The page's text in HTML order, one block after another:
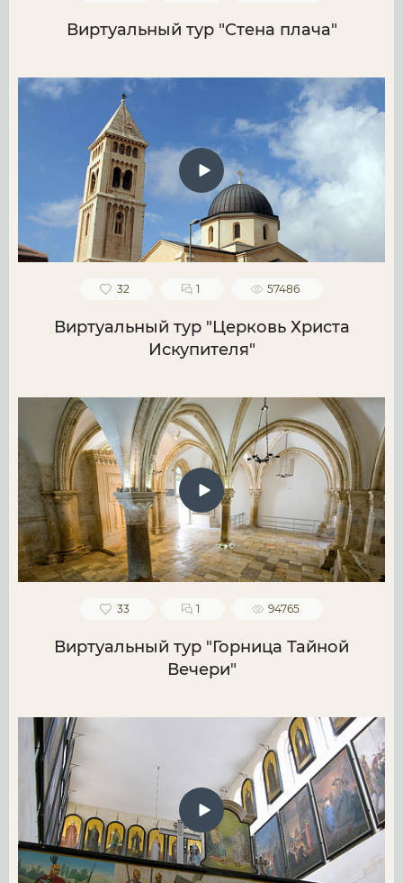
Виртуальный тур "Стена плача"
32 1 57486
Виртуальный тур "Церковь Христа
Искупителя"
33 1 94765
Виртуальный тур "Горница Тайной
Вечери"